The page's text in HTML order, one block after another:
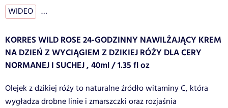
WIDEO …
KORRES WILD ROSE 24-GODZINNY NAWILŻAJĄCY KREM
NA DZIEŃ Z WYCIĄGIEM Z DZIKIEJ RÓŻY DLA CERY
NORMANEJ I SUCHEJ , 40ml / 1.35 fl oz
Olejek z dzikiej róży to naturalne źródło witaminy C, która
wygładza drobne linie i zmarszczki oraz rozjaśnia